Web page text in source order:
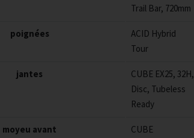
Trail Bar, 720mm
poignées
ACID Hybrid
Tour
jantes
CUBE EX25, 32H,
Disc, Tubeless
Ready
moyeu avant
CUBE